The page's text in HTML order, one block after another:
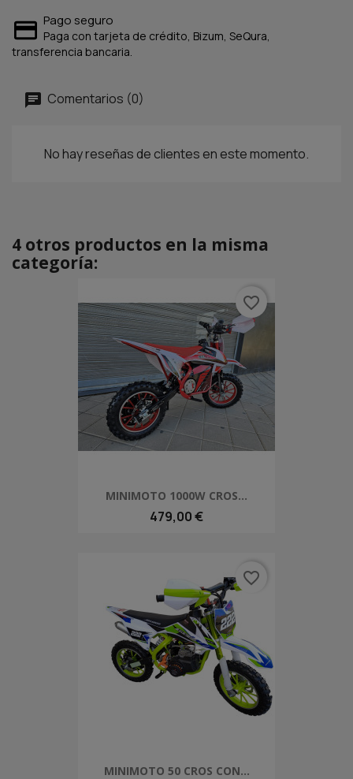
Pago seguro
Paga con tarjeta de crédito, Bizum, SeQura,
transferencia bancaria.
Comentarios (0)
No hay reseñas de clientes en este momento.
4 otros productos en la misma
categoría:
MINIMOTO 1000W CROS...
479,00 €
favorite_border
MINIMOTO 50 CROS CON...
favorite_border